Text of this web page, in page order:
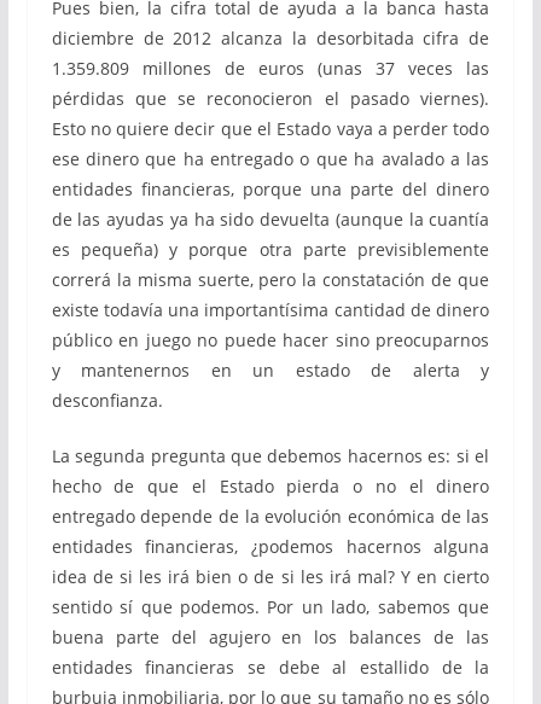
Pues bien, la cifra total de ayuda a la banca hasta
diciembre de 2012 alcanza la desorbitada cifra de
1.359.809 millones de euros (unas 37 veces las
pérdidas que se reconocieron el pasado viernes).
Esto no quiere decir que el Estado vaya a perder todo
ese dinero que ha entregado o que ha avalado a las
entidades financieras, porque una parte del dinero
de las ayudas ya ha sido devuelta (aunque la cuantía
es pequeña) y porque otra parte previsiblemente
correrá la misma suerte, pero la constatación de que
existe todavía una importantísima cantidad de dinero
público en juego no puede hacer sino preocuparnos
y mantenernos en un estado de alerta y
desconfianza.
La segunda pregunta que debemos hacernos es: si el
hecho de que el Estado pierda o no el dinero
entregado depende de la evolución económica de las
entidades financieras, ¿podemos hacernos alguna
idea de si les irá bien o de si les irá mal? Y en cierto
sentido sí que podemos. Por un lado, sabemos que
buena parte del agujero en los balances de las
entidades financieras se debe al estallido de la
burbuja inmobiliaria, por lo que su tamaño no es sólo